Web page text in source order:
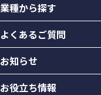
業種から探す
よくあるご質問
お知らせ
お役立ち情報